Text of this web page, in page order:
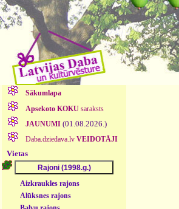
Sākumlapa
Apsekoto KOKUsaraksts
JAUNUMI (01.08.2026.)
Daba.dziedava.lv VEIDOTĀJI
Vietas
Aizkraukles rajons
Alūksnes rajons